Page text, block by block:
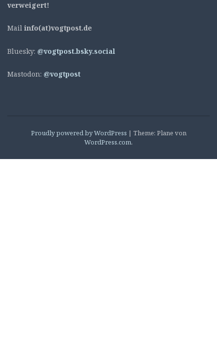
verweigert!
Mail info(at)vogtpost.de
Bluesky: @vogtpost.bsky.social
Mastodon: @vogtpost
Proudly powered by WordPress | Theme: Plane von
WordPress.com.